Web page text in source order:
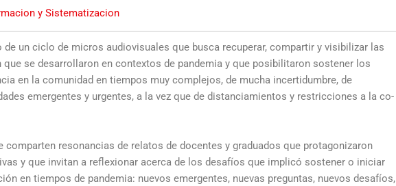
y Sistematizacion
de un ciclo de micros audiovisuales que busca recuperar, compartir y visibilizar las
se desarrollaron en contextos de pandemia y que posibilitaron sostener los
en la comunidad en tiempos muy complejos, de mucha incertidumbre, de
emergentes y urgentes, a la vez que de distanciamientos y restricciones a la co-
comparten resonancias de relatos de docentes y graduados que protagonizaron
y que invitan a reflexionar acerca de los desafíos que implicó sostener o iniciar
en tiempos de pandemia: nuevos emergentes, nuevas preguntas, nuevos desafíos,